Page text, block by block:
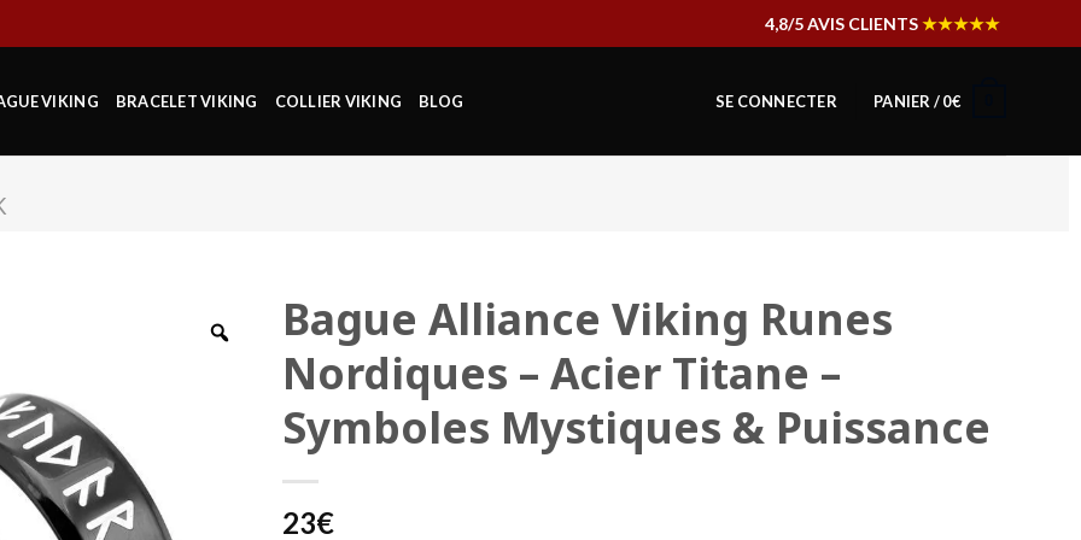
4,8/5 AVIS CLIENTS★★★★★
VIKING BRACELET VIKING COLLIER VIKING BLOG SE CONNECTER PANIER /0€
Bague Alliance Viking Runes
Nordiques – Acier Titane –
Symboles Mystiques & Puissance
23€